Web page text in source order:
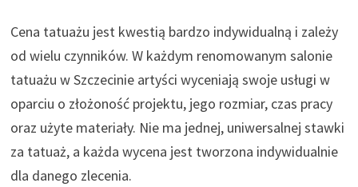
Cena tatuażu jest kwestią bardzo indywidualną i zależy
od wielu czynników. W każdym renomowanym salonie
tatuażu w Szczecinie artyści wyceniają swoje usługi w
oparciu o złożoność projektu, jego rozmiar, czas pracy
oraz użyte materiały. Nie ma jednej, uniwersalnej stawki
za tatuaż, a każda wycena jest tworzona indywidualnie
dla danego zlecenia.